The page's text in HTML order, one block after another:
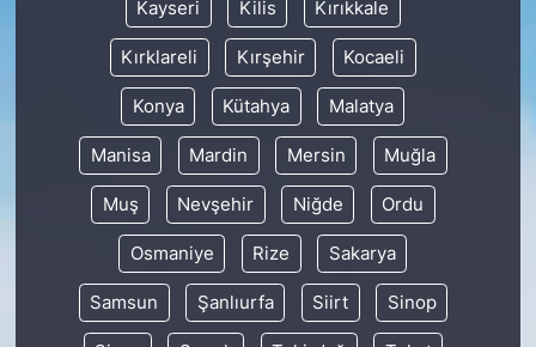
Kayseri Kilis Kırıkkale
Kırklareli Kırşehir Kocaeli
Konya Kütahya Malatya
Manisa Mardin Mersin Muğla
Muş Nevşehir Niğde Ordu
Osmaniye Rize Sakarya
Samsun Şanlıurfa Siirt Sinop